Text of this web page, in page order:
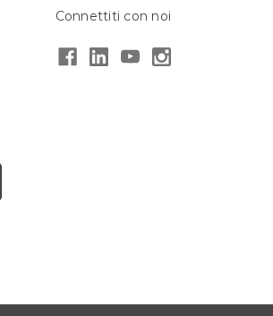
Connettiti con noi